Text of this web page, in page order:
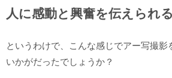
人に感動と興奮を伝えられ
というわけで、こんな感じでアー写撮影
いかがだったでしょうか？